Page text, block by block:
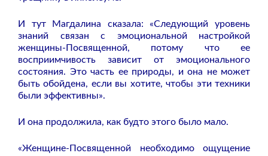
И тут Магдалина сказала: «Следующий уровень
знаний связан с эмоциональной настройкой
женщины-Посвященной, потому что ее
восприимчивость зависит от эмоционального
состояния. Это часть ее природы, и она не может
быть обойдена, если вы хотите, чтобы эти техники
были эффективны».
И она продолжила, как будто этого было мало.
«Женщине-Посвященной необходимо ощущение